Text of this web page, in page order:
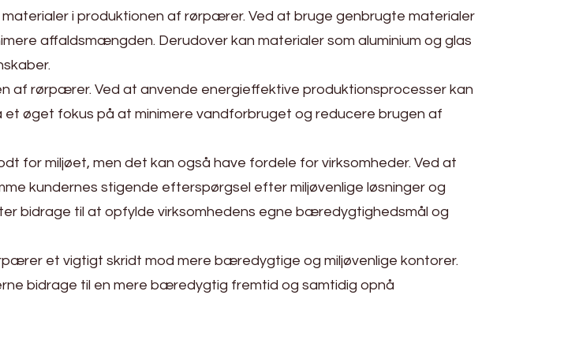
i produktionen af rørpærer. Ved at bruge genbrugte materialer
affaldsmængden. Derudover kan materialer som aluminium og glas
af rørpærer. Ved at anvende energieffektive produktionsprocesser kan
øget fokus på at minimere vandforbruget og reducere brugen af
for miljøet, men det kan også have fordele for virksomheder. Ved at
kundernes stigende efterspørgsel efter miljøvenlige løsninger og
bidrage til at opfylde virksomhedens egne bæredygtighedsmål og
et vigtigt skridt mod mere bæredygtige og miljøvenlige kontorer.
bidrage til en mere bæredygtig fremtid og samtidig opnå